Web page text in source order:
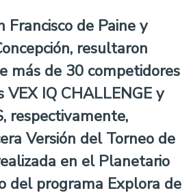
Francisco de Paine y
resultaron
más de 30 competidores
IQ CHALLENGE y
respectivamente,
Versión del Torneo de
en el Planetario
del programa Explora de